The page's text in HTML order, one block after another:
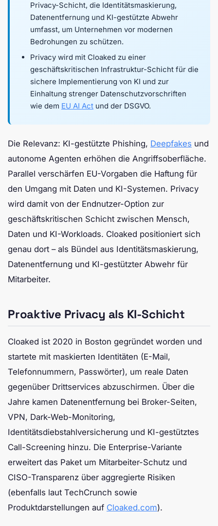
Privacy-Schicht, die Identitätsmaskierung,
Datenentfernung und KI-gestützte Abwehr
umfasst, um Unternehmen vor modernen
Bedrohungen zu schützen.
Privacy wird mit Cloaked zu einer
geschäftskritischen Infrastruktur-Schicht für die
sichere Implementierung von KI und zur
Einhaltung strenger Datenschutzvorschriften
wie dem EU AI Act und der DSGVO.
Die Relevanz: KI-gestützte Phishing, Deepfakes und
autonome Agenten erhöhen die Angriffsoberfläche.
Parallel verschärfen EU-Vorgaben die Haftung für
den Umgang mit Daten und KI-Systemen. Privacy
wird damit von der Endnutzer-Option zur
geschäftskritischen Schicht zwischen Mensch,
Daten und KI-Workloads. Cloaked positioniert sich
genau dort – als Bündel aus Identitätsmaskierung,
Datenentfernung und KI-gestützter Abwehr für
Mitarbeiter.
Proaktive Privacy als KI-Schicht
Cloaked ist 2020 in Boston gegründet worden und
startete mit maskierten Identitäten (E-Mail,
Telefonnummern, Passwörter), um reale Daten
gegenüber Drittservices abzuschirmen. Über die
Jahre kamen Datenentfernung bei Broker-Seiten,
VPN, Dark-Web-Monitoring,
Identitätsdiebstahlversicherung und KI-gestütztes
Call-Screening hinzu. Die Enterprise-Variante
erweitert das Paket um Mitarbeiter-Schutz und
CISO-Transparenz über aggregierte Risiken
(ebenfalls laut TechCrunch sowie
Produktdarstellungen auf Cloaked.com).